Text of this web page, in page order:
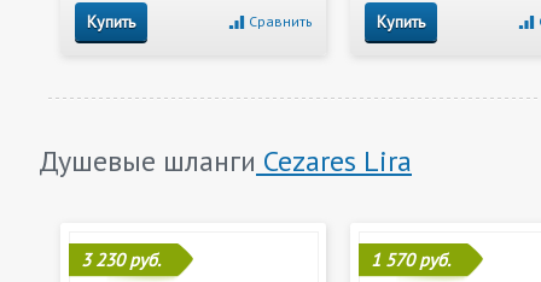
Купить Сравнить Купить
Душевые шланги Cezares Lira
3 230 руб. 1 570 руб.